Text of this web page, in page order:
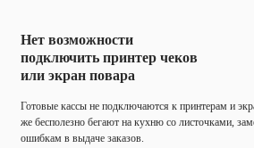
Нет возможности
подключить принтер чеков
или экран повара
Готовые кассы не подключаются к принтерам и
же бесполезно бегают на кухню со листочками,
ошибкам в выдаче заказов.